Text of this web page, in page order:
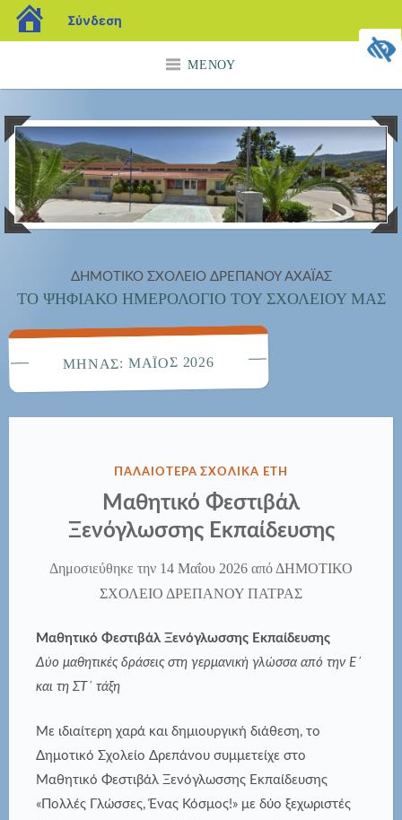
ΜΕΝΟΎ
ΔΗΜΟΤΙΚΟ ΣΧΟΛΕΙΟ ΔΡΕΠΑΝΟΥ ΑΧΑΪΑΣ
ΤΟ ΨΗΦΙΑΚΟ ΗΜΕΡΟΛΟΓΙΟ ΤΟΥ ΣΧΟΛΕΙΟΥ ΜΑΣ
ΜΉΝΑΣ: ΜΆΙΟΣ 2026
ΔΗΜΟΣΙΕΎΘΗΚΕ
ΣΤΗΝ
ΠΑΛΑΙΟΤΕΡΑ ΣΧΟΛΙΚΑ ΕΤΗ
Μαθητικό Φεστιβάλ
Ξενόγλωσσης Εκπαίδευσης
Δημοσιεύθηκε την 14 Μαΐου 2026 από ΔΗΜΟΤΙΚΟ
ΣΧΟΛΕΙΟ ΔΡΕΠΑΝΟΥ ΠΑΤΡΑΣ
Μαθητικό Φεστιβάλ Ξενόγλωσσης Εκπαίδευσης
Δύο μαθητικές δράσεις στη γερμανική γλώσσα από την Ε΄
και τη ΣΤ΄ τάξη
Με ιδιαίτερη χαρά και δημιουργική διάθεση, το
Δημοτικό Σχολείο Δρεπάνου συμμετείχε στο
Μαθητικό Φεστιβάλ Ξενόγλωσσης Εκπαίδευσης
«Πολλές Γλώσσες, Ένας Κόσμος!» με δύο ξεχωριστές
blogs.sch.gr
Σύνδεση